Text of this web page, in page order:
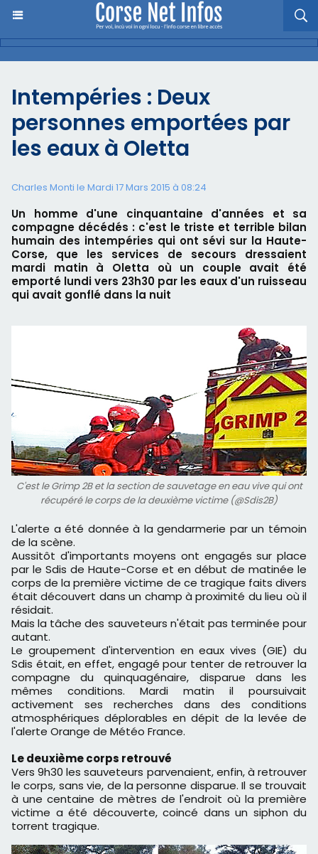
Intempéries : Deux
personnes emportées par
les eaux à Oletta
Charles Monti le Mardi 17 Mars 2015 à 08:24
Un homme d'une cinquantaine d'années et sa
compagne décédés : c'est le triste et terrible bilan
humain des intempéries qui ont sévi sur la Haute-
Corse, que les services de secours dressaient
mardi matin à Oletta où un couple avait été
emporté lundi vers 23h30 par les eaux d'un ruisseau
qui avait gonflé dans la nuit
C'est le Grimp 2B et la section de sauvetage en eau vive qui ont
récupéré le corps de la deuxième victime (@Sdis2B)
L'alerte a été donnée à la gendarmerie par un témoin
de la scène.
Aussitôt d'importants moyens ont engagés sur place
par le Sdis de Haute-Corse et en début de matinée le
corps de la première victime de ce tragique faits divers
était découvert dans un champ à proximité du lieu où il
résidait.
Mais la tâche des sauveteurs n'était pas terminée pour
autant.
Le groupement d'intervention en eaux vives (GIE) du
Sdis était, en effet, engagé pour tenter de retrouver la
compagne du quinquagénaire, disparue dans les
mêmes conditions. Mardi matin il poursuivait
activement ses recherches dans des conditions
atmosphériques déplorables en dépit de la levée de
l'alerte Orange de Météo France.
Le deuxième corps retrouvé
Vers 9h30 les sauveteurs parvenaient, enfin, à retrouver
le corps, sans vie, de la personne disparue. Il se trouvait
à une centaine de mètres de l'endroit où la première
victime a été découverte, coincé dans un siphon du
torrent tragique.